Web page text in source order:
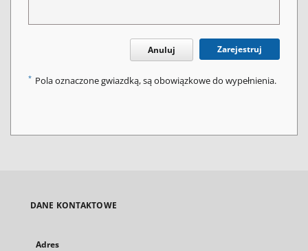
Anuluj Zarejestruj
* Pola oznaczone gwiazdką, są obowiązkowe do wypełnienia.
DANE KONTAKTOWE
Adres